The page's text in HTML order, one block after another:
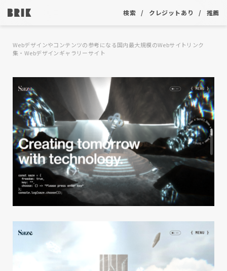
検索 クレジットあり 推薦
Webデザインやコンテンツの参考になる国内最大規模のWebサイトリンク
集・Webデザインギャラリーサイト